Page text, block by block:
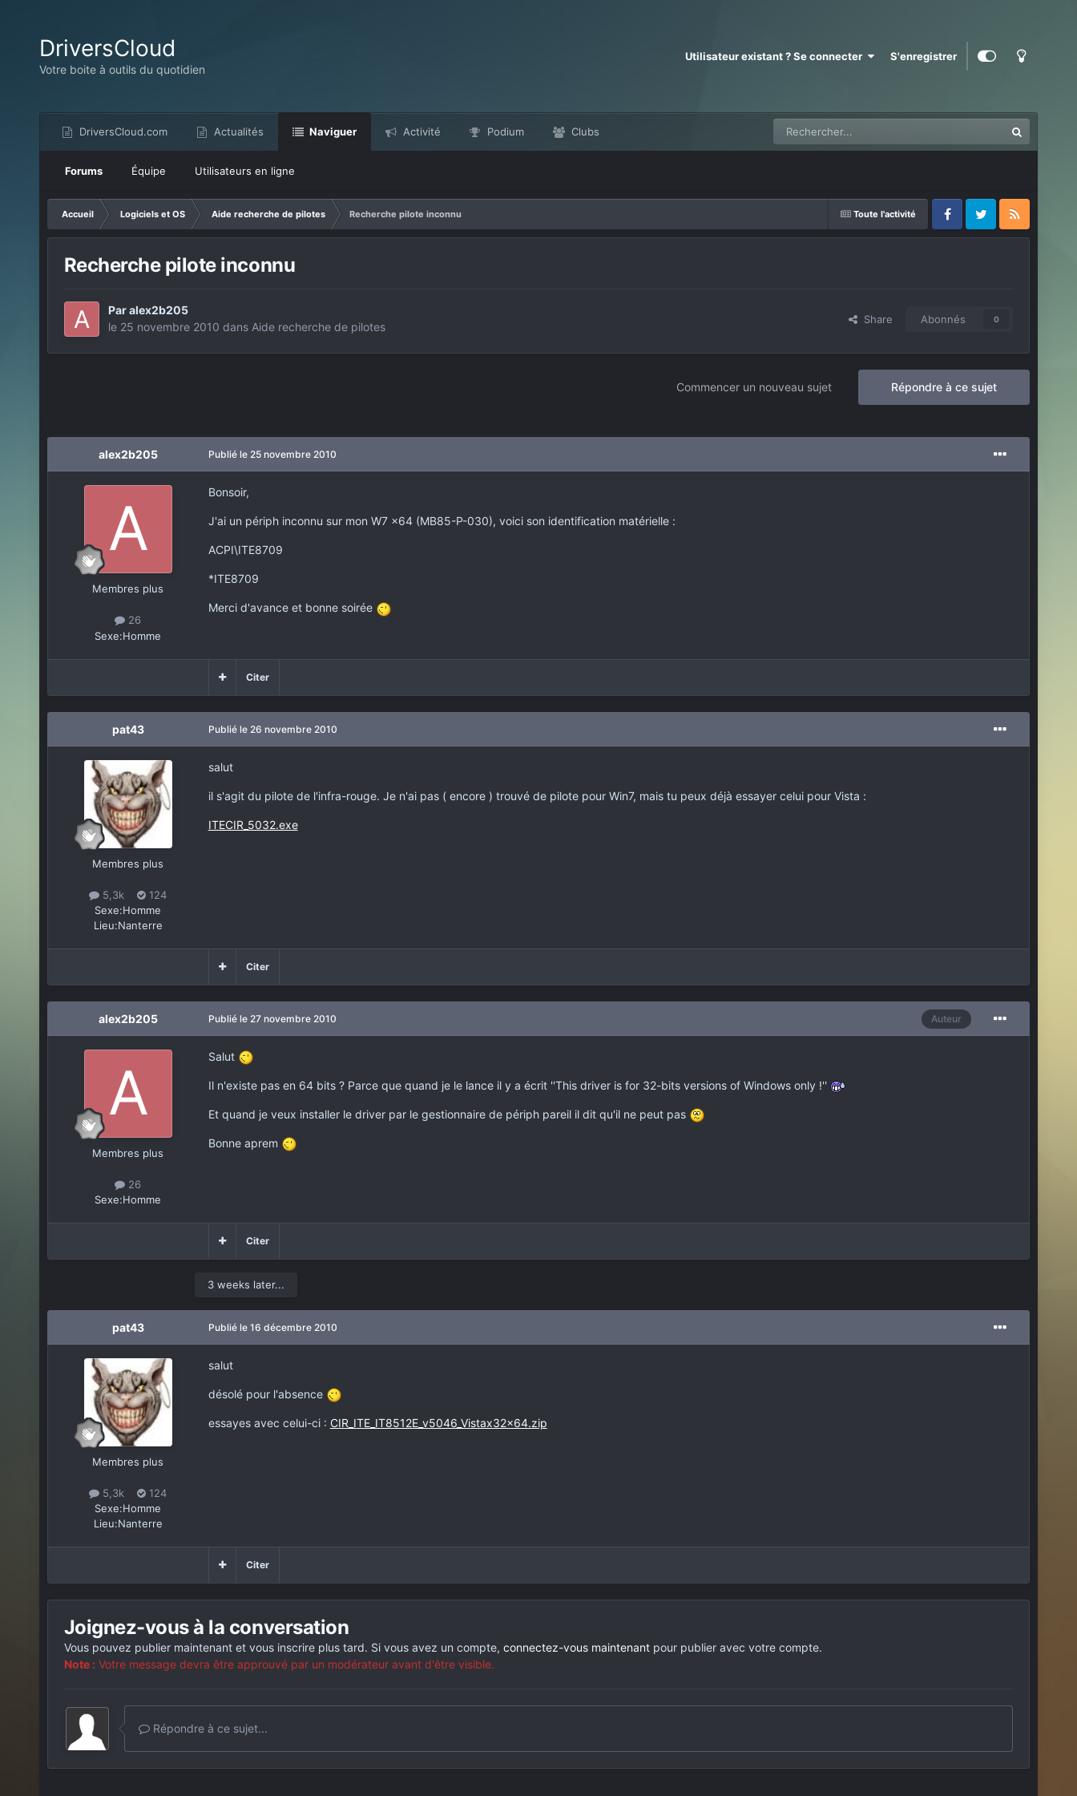
DriversCloud
Votre boite à outils du quotidien
Utilisateur existant ? Se connecter S'enregistrer
DriversCloud.com Actualités Naviguer
Forums Équipe Utilisateurs en ligne
Activité Podium Clubs
Toute l'activité
Accueil Logiciels et OS Aide recherche de pilotes
Recherche pilote inconnu
FacebookTwitter RSS
Recherche pilote inconnu
Paralex2b205
le 25 novembre 2010 dans Aide recherche de pilotes
Share Abonnés 0
Répondre à ce sujet
Commencer un nouveau sujet
alex2b205
Membres plus
26
Sexe:Homme
Publié le 25 novembre 2010
Bonsoir,
J'ai un périph inconnu sur mon W7 x64 (MB85-P-030), voici son identification matérielle :
ACPI\ITE8709
*ITE8709
Merci d'avance et bonne soirée
Citer
pat43
Membres plus
5,3k
124
Sexe:Homme
Lieu:Nanterre
Publié le 26 novembre 2010
salut
il s'agit du pilote de l'infra-rouge. Je n'ai pas ( encore ) trouvé de pilote pour Win7, mais tu peux déjà essayer celui pour Vista :
ITECIR_5032.exe
Citer
alex2b205
Membres plus
26
Sexe:Homme
Auteur
Publié le 27 novembre 2010
Salut
Il n'existe pas en 64 bits ? Parce que quand je le lance il y a écrit ''This driver is for 32-bits versions of Windows only !''
Et quand je veux installer le driver par le gestionnaire de périph pareil il dit qu'il ne peut pas
Bonne aprem
Citer
3 weeks later...
pat43
Membres plus
5,3k
124
Sexe:Homme
Lieu:Nanterre
Publié le 16 décembre 2010
salut
désolé pour l'absence
essayes avec celui-ci : CIR_ITE_IT8512E_v5046_Vistax32x64.zip
Citer
Joignez-vous à la conversation
Vous pouvez publier maintenant et vous inscrire plus tard. Si vous avez un compte, connectez-vous maintenantpour publier avec votre compte.
Note : Votre message devra être approuvé par un modérateur avant d'être visible.
Répondre à ce sujet...